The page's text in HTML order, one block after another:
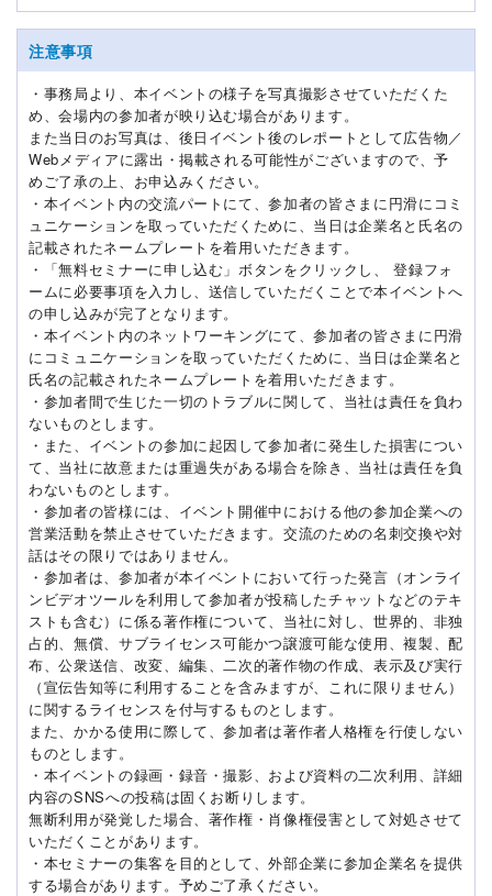
注意事項
・事務局より、本イベントの様子を写真撮影させていただくた
め、会場内の参加者が映り込む場合があります。
また当日のお写真は、後日イベント後のレポートとして広告物／
Webメディアに露出・掲載される可能性がございますので、予
めご了承の上、お申込みください。
・本イベント内の交流パートにて、参加者の皆さまに円滑にコミ
ュニケーションを取っていただくために、当日は企業名と氏名の
記載されたネームプレートを着用いただきます。
・「無料セミナーに申し込む」ボタンをクリックし、 登録フォ
ームに必要事項を入力し、送信していただくことで本イベントへ
の申し込みが完了となります。
・本イベント内のネットワーキングにて、参加者の皆さまに円滑
にコミュニケーションを取っていただくために、当日は企業名と
氏名の記載されたネームプレートを着用いただきます。
・参加者間で生じた一切のトラブルに関して、当社は責任を負わ
ないものとします。
・また、イベントの参加に起因して参加者に発生した損害につい
て、当社に故意または重過失がある場合を除き、当社は責任を負
わないものとします。
・参加者の皆様には、イベント開催中における他の参加企業への
営業活動を禁止させていただきます。交流のための名刺交換や対
話はその限りではありません。
・参加者は、参加者が本イベントにおいて行った発言（オンライ
ンビデオツールを利用して参加者が投稿したチャットなどのテキ
ストも含む）に係る著作権について、当社に対し、世界的、非独
占的、無償、サブライセンス可能かつ譲渡可能な使用、複製、配
布、公衆送信、改変、編集、二次的著作物の作成、表示及び実行
（宣伝告知等に利用することを含みますが、これに限りません）
に関するライセンスを付与するものとします。
また、かかる使用に際して、参加者は著作者人格権を行使しない
ものとします。
・本イベントの録画・録音・撮影、および資料の二次利用、詳細
内容のSNSへの投稿は固くお断りします。
無断利用が発覚した場合、著作権・肖像権侵害として対処させて
いただくことがあります。
・本セミナーの集客を目的として、外部企業に参加企業名を提供
する場合があります。予めご了承ください。